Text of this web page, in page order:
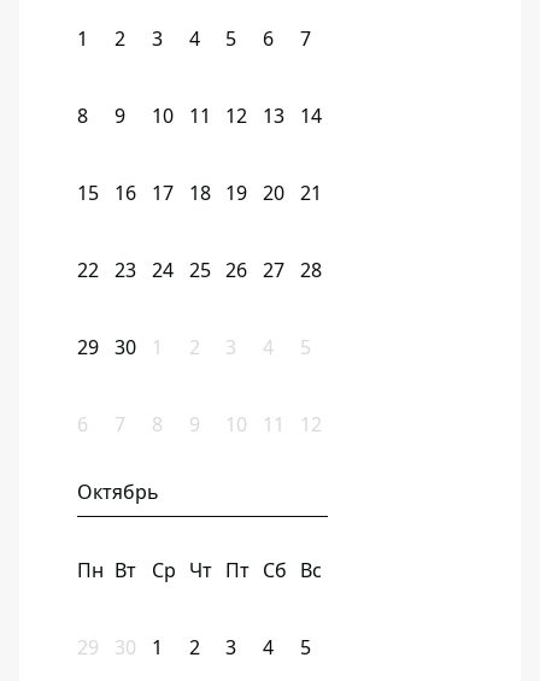
1 2 3 4 5 6 7
8 9 10 11 12 13 14
15 16 17 18 19 20 21
22 23 24 25 26 27 28
29 30 1 2 3 4 5
6 7 8 9 10 11 12
Октябрь
Пн Вт Ср Чт Пт Сб Вс
29 30 1 2 3 4 5